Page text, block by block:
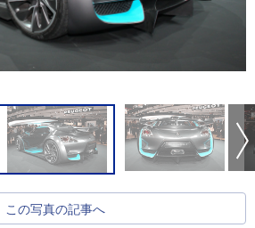
この写真の記事へ